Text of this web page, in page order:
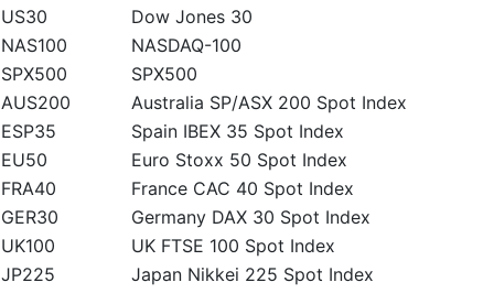
US30
Dow Jones 30
NAS100
NASDAQ-100
SPX500
SPX500
AUS200
Australia SP/ASX 200 Spot Index
ESP35
Spain IBEX 35 Spot Index
EU50
Euro Stoxx 50 Spot Index
FRA40
France CAC 40 Spot Index
GER30
Germany DAX 30 Spot Index
UK100
UK FTSE 100 Spot Index
JP225
Japan Nikkei 225 Spot Index